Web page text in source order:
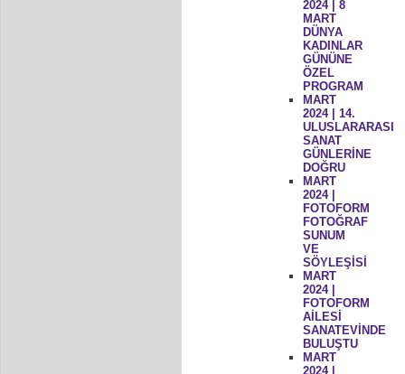
2024 | 8
MART
DÜNYA
KADINLAR
GÜNÜNE
ÖZEL
PROGRAM
MART
2024 | 14.
ULUSLARARASI
SANAT
GÜNLERİNE
DOĞRU
MART
2024 |
FOTOFORM
FOTOĞRAF
SUNUM
VE
SÖYLEŞİSİ
MART
2024 |
FOTOFORM
AİLESİ
SANATEVİNDE
BULUŞTU
MART
2024 |